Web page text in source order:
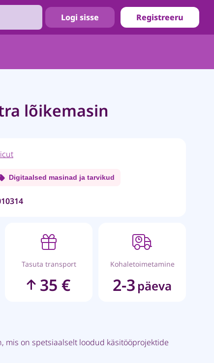
Logi sisse Registreeru
lõikemasin
Digitaalsed masinad ja tarvikud
Tasuta transport
35 €
Kohaletoimetamine
2-3 päeva
mis on spetsiaalselt loodud käsitööprojektide